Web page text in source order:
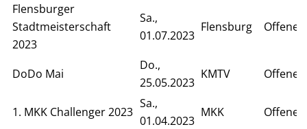
Flensburger
Stadtmeisterschaft
2023
Sa.,
01.07.2023
Flensburg
DoDo Mai
Do.,
25.05.2023
KMTV
1. MKK Challenger 2023
Sa.,
01.04.2023
MKK